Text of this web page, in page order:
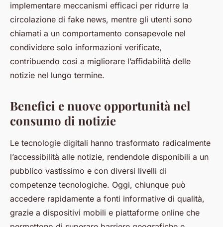
implementare meccanismi efficaci per ridurre la
circolazione di fake news, mentre gli utenti sono
chiamati a un comportamento consapevole nel
condividere solo informazioni verificate,
contribuendo così a migliorare l’affidabilità delle
notizie nel lungo termine.
Benefici e nuove opportunità nel
consumo di notizie
Le tecnologie digitali hanno trasformato radicalmente
l’accessibilità alle notizie, rendendole disponibili a un
pubblico vastissimo e con diversi livelli di
competenze tecnologiche. Oggi, chiunque può
accedere rapidamente a fonti informative di qualità,
grazie a dispositivi mobili e piattaforme online che